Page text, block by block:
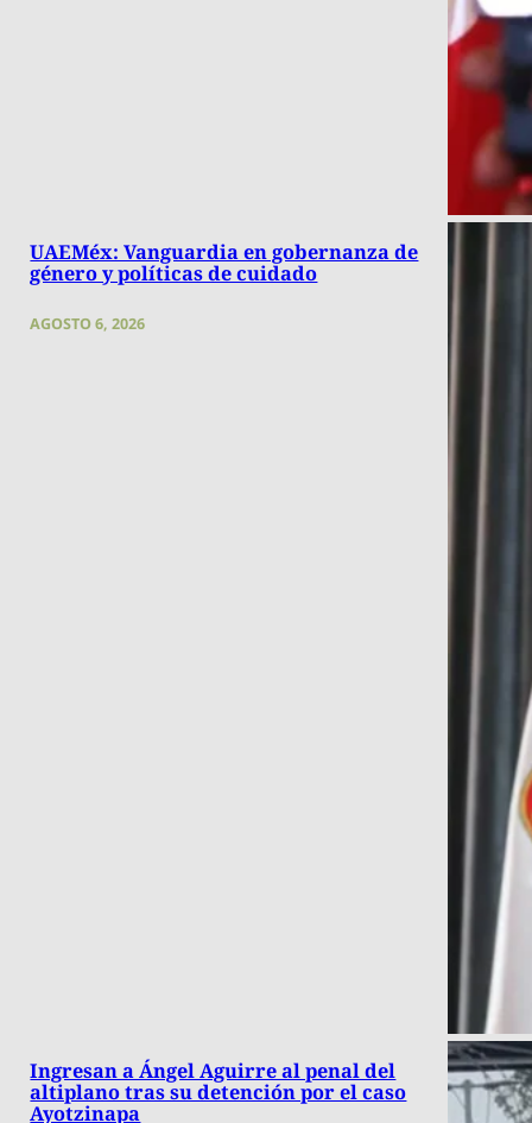
UAEMéx: Vanguardia en gobernanza de
género y políticas de cuidado
AGOSTO 6, 2026
Ingresan a Ángel Aguirre al penal del
altiplano tras su detención por el caso
Ayotzinapa